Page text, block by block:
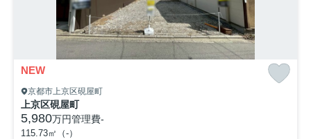
NEW
京都市上京区硯屋町
上京区硯屋町
5,980万円管理費-
115.73㎡（-）